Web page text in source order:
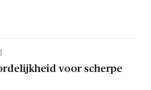
voor scherpe